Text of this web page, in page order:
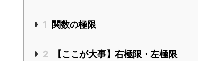
1 関数の極限
2 【ここが大事】右極限・左極限